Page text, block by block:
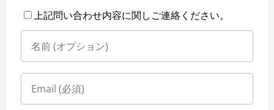
上記問い合わせ内容に関しご連絡ください。